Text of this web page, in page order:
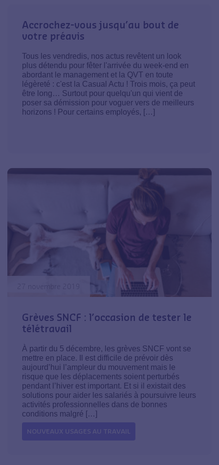
Accrochez-vous jusqu’au bout de
votre préavis
Tous les vendredis, nos actus revêtent un look
plus détendu pour fêter l'arrivée du week-end en
abordant le management et la QVT en toute
légèreté : c'est la Casual Actu ! Trois mois, ça peut
être long… Surtout pour quelqu'un qui vient de
poser sa démission pour voguer vers de meilleurs
horizons ! Pour certains employés, […]
27 novembre 2019
Grèves SNCF : l’occasion de tester le
télétravail
À partir du 5 décembre, les grèves SNCF vont se
mettre en place. Il est difficile de prévoir dès
aujourd’hui l’ampleur du mouvement mais le
risque que les déplacements soient perturbés
pendant l’hiver est important. Et si il existait des
solutions pour aider les salariés à poursuivre leurs
activités professionnelles dans de bonnes
conditions malgré […]
NOUVEAUX USAGES AU TRAVAIL